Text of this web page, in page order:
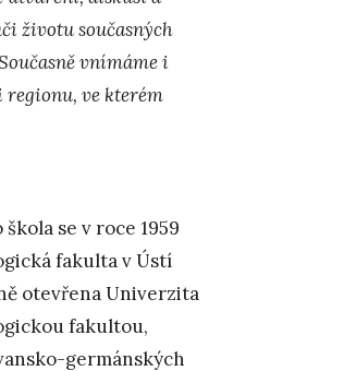
životu současných
vnímáme i
regionu, ve kterém
se v roce 1959
fakulta v Ústí
otevřena Univerzita
fakultou,
germánských